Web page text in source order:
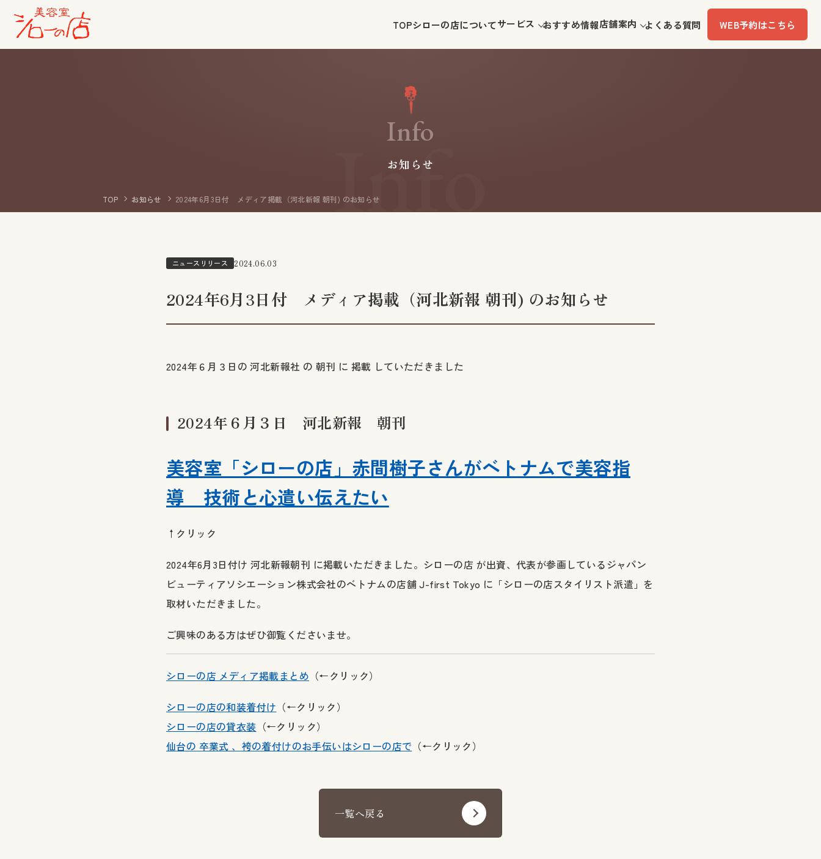
TOPシローの店についてサービス おすすめ情報店舗案内 よくある質問 WEB予約はこちら
Info
お知 らせ
TOP お知らせ 2024年6月3日付 メディア掲載（河北新報 朝刊) のお知らせ
ニュースリリース 2024.06.03
2024年6月3日付 メディア掲載（河北新報 朝刊) のお知らせ
2024年６月３日の 河北新報社 の 朝刊 に 掲載 していただきました
2024年６月３日 河北新報 朝刊
美容室「シローの店」赤間樹子さんがベトナムで美容指
導 技術と心遣い伝えたい
↑クリック
2024年6月3日付け 河北新報朝刊 に掲載いただきました。シローの店 が出資、代表が参画しているジャパン
ビューティアソシエーション株式会社のベトナムの店舗 J-first Tokyo に「シローの店スタイリスト派遣」を
取材いただきました。
ご興味のある方はぜひ御覧くださいませ。
シローの店 メディア掲載まとめ （←クリック）
シローの店の和装着付け （←クリック）
シローの店の貸衣装 （←クリック）
仙台の 卒業式 、袴の着付けのお手伝いはシローの店で （←クリック）
一覧へ戻る